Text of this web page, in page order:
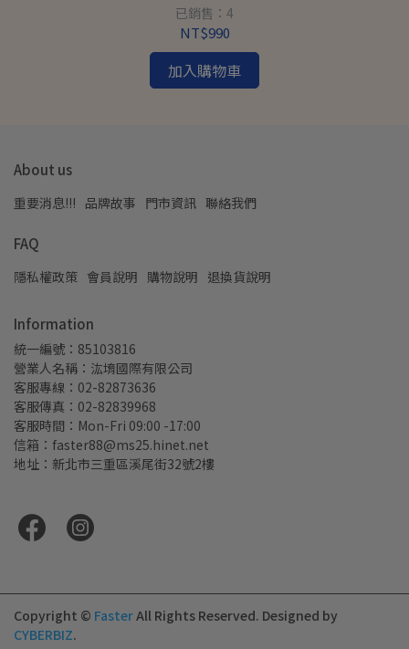
已銷售：4
NT$990
加入購物車
About us
重要消息!!! 品牌故事 門市資訊 聯絡我們
FAQ
隱私權政策 會員說明 購物說明 退換貨說明
Information
統一編號：85103816
營業人名稱：汯堉國際有限公司
客服專線：02-82873636
客服傳真：02-82839968
客服時間：Mon-Fri 09:00 -17:00
信箱：faster88@ms25.hinet.net
地址：新北市三重區溪尾街32號2樓
Copyright © FasterAll Rights Reserved. Designed by
CYBERBIZ.